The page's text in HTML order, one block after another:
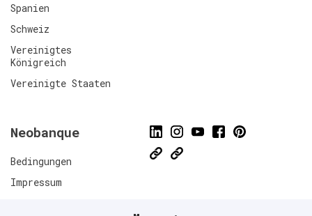
Spanien
Schweiz
Vereinigtes
Königreich
Vereinigte Staaten
Neobanque
Bedingungen
Impressum